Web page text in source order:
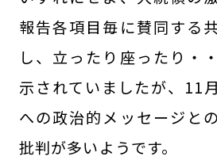
報告各項目毎に賛同する
し、立ったり座ったり・
示されていましたが、11
への政治的メッセージと
批判が多いようです。